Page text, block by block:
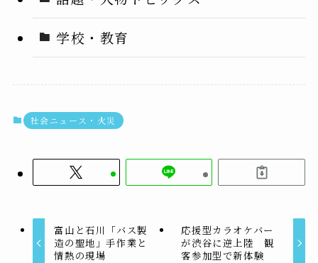
学校・教育
社会ニュース・火災
富山と石川「バス製
造の聖地」手作業と
情熱の現場
応援型カラオケバー
が渋谷に逆上陸 観
客参加型で新体験